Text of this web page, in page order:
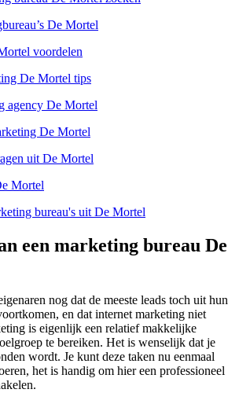
De Mortel
voordelen
De Mortel tips
agency De Mortel
De Mortel
uit De Mortel
Mortel
bureau's uit De Mortel
een marketing bureau De
nog dat de meeste leads toch uit hun
en dat internet marketing niet
is eigenlijk een relatief makkelijke
te bereiken. Het is wenselijk dat je
wordt. Je kunt deze taken nu eenmaal
het is handig om hier een professioneel